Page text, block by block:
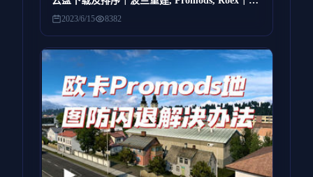
月13日更新
2023/6/15 8382